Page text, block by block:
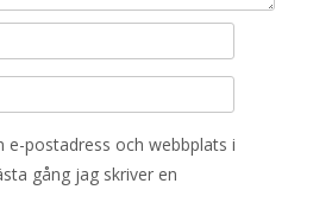
e-postadress och webbplats i
gång jag skriver en